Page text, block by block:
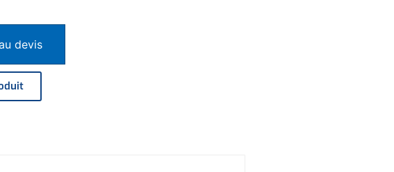
devis